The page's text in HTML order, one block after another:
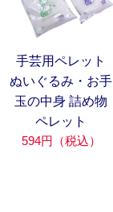
手芸用ペレット
ぬいぐるみ・お手
玉の中身 詰め物
ペレット
594円（税込）